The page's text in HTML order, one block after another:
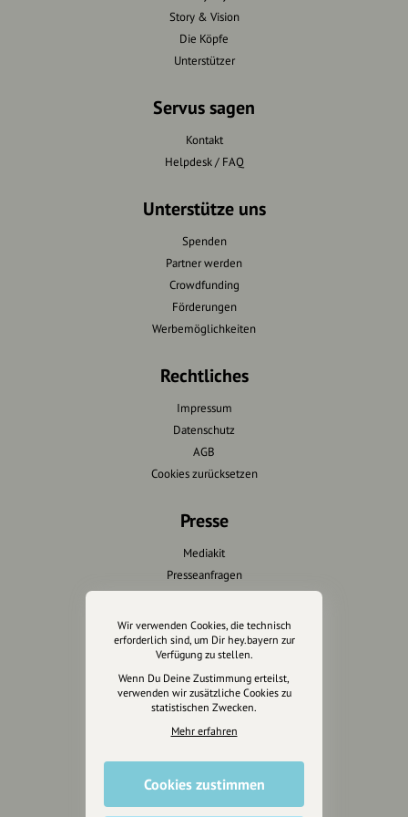
Story & Vision
Die Köpfe
Unterstützer
Servus sagen
Kontakt
Helpdesk / FAQ
Unterstütze uns
Spenden
Partner werden
Crowdfunding
Förderungen
Werbemöglichkeiten
Rechtliches
Impressum
Datenschutz
AGB
Cookies zurücksetzen
Presse
Mediakit
Presseanfragen
Wir unterstützen Euch
Fotografie & mehr
Marketing
Anakin Design
Wir verwenden Cookies, die technisch
erforderlich sind, um Dir hey.bayern zur
Verfügung zu stellen.
Wenn Du Deine Zustimmung erteilst,
verwenden wir zusätzliche Cookies zu
statistischen Zwecken.
Mehr erfahren
Cookies zustimmen